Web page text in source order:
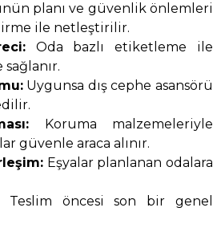
planı ve güvenlik önlemleri
ile netleştirilir.
Oda bazlı etiketleme ile
Uygunsa dış cephe asansörü
Koruma malzemeleriyle
güvenle araca alınır.
Eşyalar planlanan odalara
Teslim öncesi son bir genel